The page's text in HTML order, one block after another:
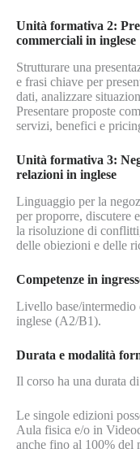
Unità formativa 2:
commerciali in inglese
Strutturare una
e frasi chiave per
dati, analizzare
Presentare proposte
servizi, benefici e
Unità formativa 3:
relazioni in inglese
Linguaggio per la
per proporre, discutere
la risoluzione di
delle obiezioni e delle
Competenze in
Livello base/intermedio
inglese (A2/B1).
Durata e modalità
Il corso ha una durata
Le singole edizioni
Aula fisica e/o in
anche fino al 100% del